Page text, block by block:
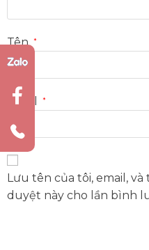
Tên *
Email *
Lưu tên của tôi, email,
duyệt này cho lần bình